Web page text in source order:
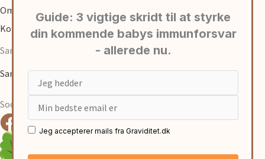
Om
Kontakt
Samarbejde
Samarbejde med graviditet.dk
Social
Jeg accepterer mails fra Graviditet.dk